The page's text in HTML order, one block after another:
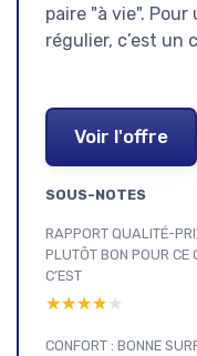
paire "à vie".
régulier, c’est un
Voir l'offre
SOUS-NOTES
RAPPORT QUALITÉ-
PLUTÔT BON POUR CE
C’EST
★★★★★
★★★★★
CONFORT : BONNE